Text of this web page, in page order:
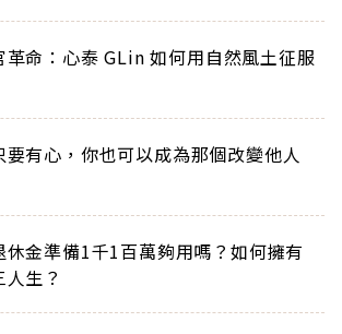
革命：心泰 GLin 如何用自然風土征服
有心，你也可以成為那個改變他人
金準備1千1百萬夠用嗎？如何擁有
人生？